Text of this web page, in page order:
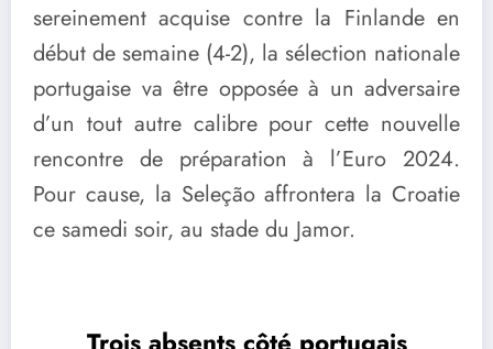
sereinement acquise contre la Finlande en
début de semaine (4-2), la sélection nationale
portugaise va être opposée à un adversaire
d’un tout autre calibre pour cette nouvelle
rencontre de préparation à l’Euro 2024.
Pour cause, la Seleção affrontera la Croatie
ce samedi soir, au stade du Jamor.